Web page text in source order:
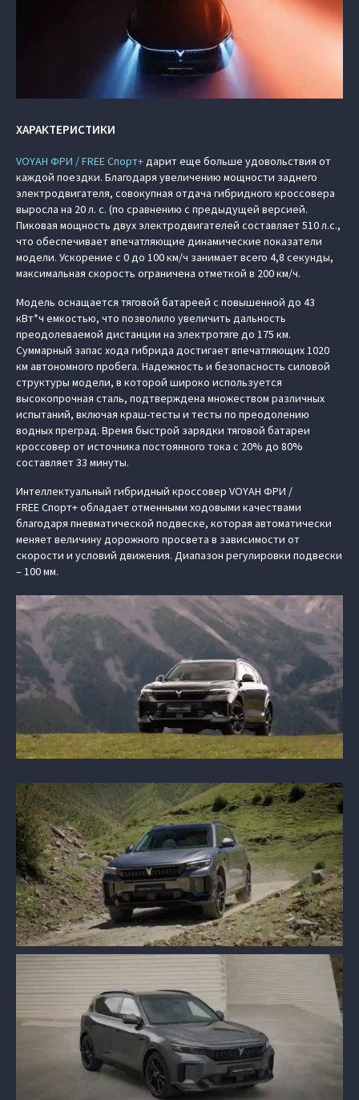
ХАРАКТЕРИСТИКИ
VOYAH ФРИ / FREE Спорт+дарит еще больше удовольствия от
каждой поездки. Благодаря увеличению мощности заднего
электродвигателя, совокупная отдача гибридного кроссовера
выросла на 20 л. с. (по сравнению с предыдущей версией.
Пиковая мощность двух электродвигателей составляет 510 л.с.,
что обеспечивает впечатляющие динамические показатели
модели. Ускорение с 0 до 100 км/ч занимает всего 4,8 секунды,
максимальная скорость ограничена отметкой в 200 км/ч.
Модель оснащается тяговой батареей с повышенной до 43
кВт*ч емкостью, что позволило увеличить дальность
преодолеваемой дистанции на электротяге до 175 км.
Суммарный запас хода гибрида достигает впечатляющих 1020
км автономного пробега. Надежность и безопасность силовой
структуры модели, в которой широко используется
высокопрочная сталь, подтверждена множеством различных
испытаний, включая краш-тесты и тесты по преодолению
водных преград. Время быстрой зарядки тяговой батареи
кроссовер от источника постоянного тока c 20% до 80%
составляет 33 минуты.
Интеллектуальный гибридный кроссовер VOYAH ФРИ /
FREE Спорт+ обладает отменными ходовыми качествами
благодаря пневматической подвеске, которая автоматически
меняет величину дорожного просвета в зависимости от
скорости и условий движения. Диапазон регулировки подвески
– 100 мм.